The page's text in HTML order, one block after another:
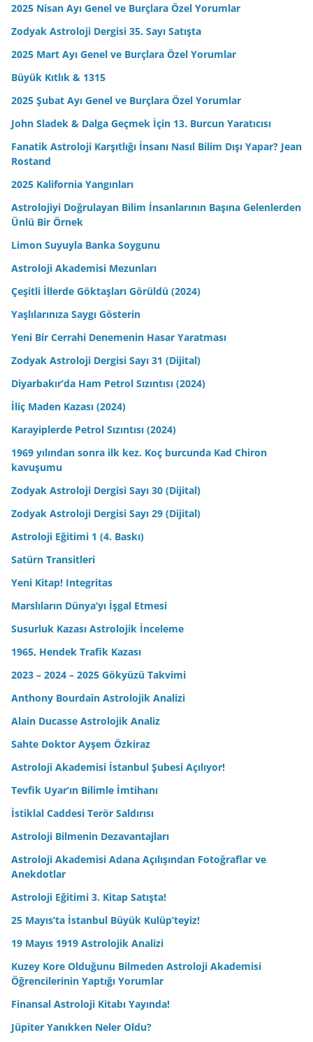
2025 Nisan Ayı Genel ve Burçlara Özel Yorumlar
Zodyak Astroloji Dergisi 35. Sayı Satışta
2025 Mart Ayı Genel ve Burçlara Özel Yorumlar
Büyük Kıtlık & 1315
2025 Şubat Ayı Genel ve Burçlara Özel Yorumlar
John Sladek & Dalga Geçmek İçin 13. Burcun Yaratıcısı
Fanatik Astroloji Karşıtlığı İnsanı Nasıl Bilim Dışı Yapar? Jean
Rostand
2025 Kalifornia Yangınları
Astrolojiyi Doğrulayan Bilim İnsanlarının Başına Gelenlerden
Ünlü Bir Örnek
Limon Suyuyla Banka Soygunu
Astroloji Akademisi Mezunları
Çeşitli İllerde Göktaşları Görüldü (2024)
Yaşlılarınıza Saygı Gösterin
Yeni Bir Cerrahi Denemenin Hasar Yaratması
Zodyak Astroloji Dergisi Sayı 31 (Dijital)
Diyarbakır’da Ham Petrol Sızıntısı (2024)
İliç Maden Kazası (2024)
Karayiplerde Petrol Sızıntısı (2024)
1969 yılından sonra ilk kez. Koç burcunda Kad Chiron
kavuşumu
Zodyak Astroloji Dergisi Sayı 30 (Dijital)
Zodyak Astroloji Dergisi Sayı 29 (Dijital)
Astroloji Eğitimi 1 (4. Baskı)
Satürn Transitleri
Yeni Kitap! Integritas
Marslıların Dünya’yı İşgal Etmesi
Susurluk Kazası Astrolojik İnceleme
1965, Hendek Trafik Kazası
2023 – 2024 – 2025 Gökyüzü Takvimi
Anthony Bourdain Astrolojik Analizi
Alain Ducasse Astrolojik Analiz
Sahte Doktor Ayşem Özkiraz
Astroloji Akademisi İstanbul Şubesi Açılıyor!
Tevfik Uyar’ın Bilimle İmtihanı
İstiklal Caddesi Terör Saldırısı
Astroloji Bilmenin Dezavantajları
Astroloji Akademisi Adana Açılışından Fotoğraflar ve
Anekdotlar
Astroloji Eğitimi 3. Kitap Satışta!
25 Mayıs’ta İstanbul Büyük Kulüp’teyiz!
19 Mayıs 1919 Astrolojik Analizi
Kuzey Kore Olduğunu Bilmeden Astroloji Akademisi
Öğrencilerinin Yaptığı Yorumlar
Finansal Astroloji Kitabı Yayında!
Jüpiter Yanıkken Neler Oldu?